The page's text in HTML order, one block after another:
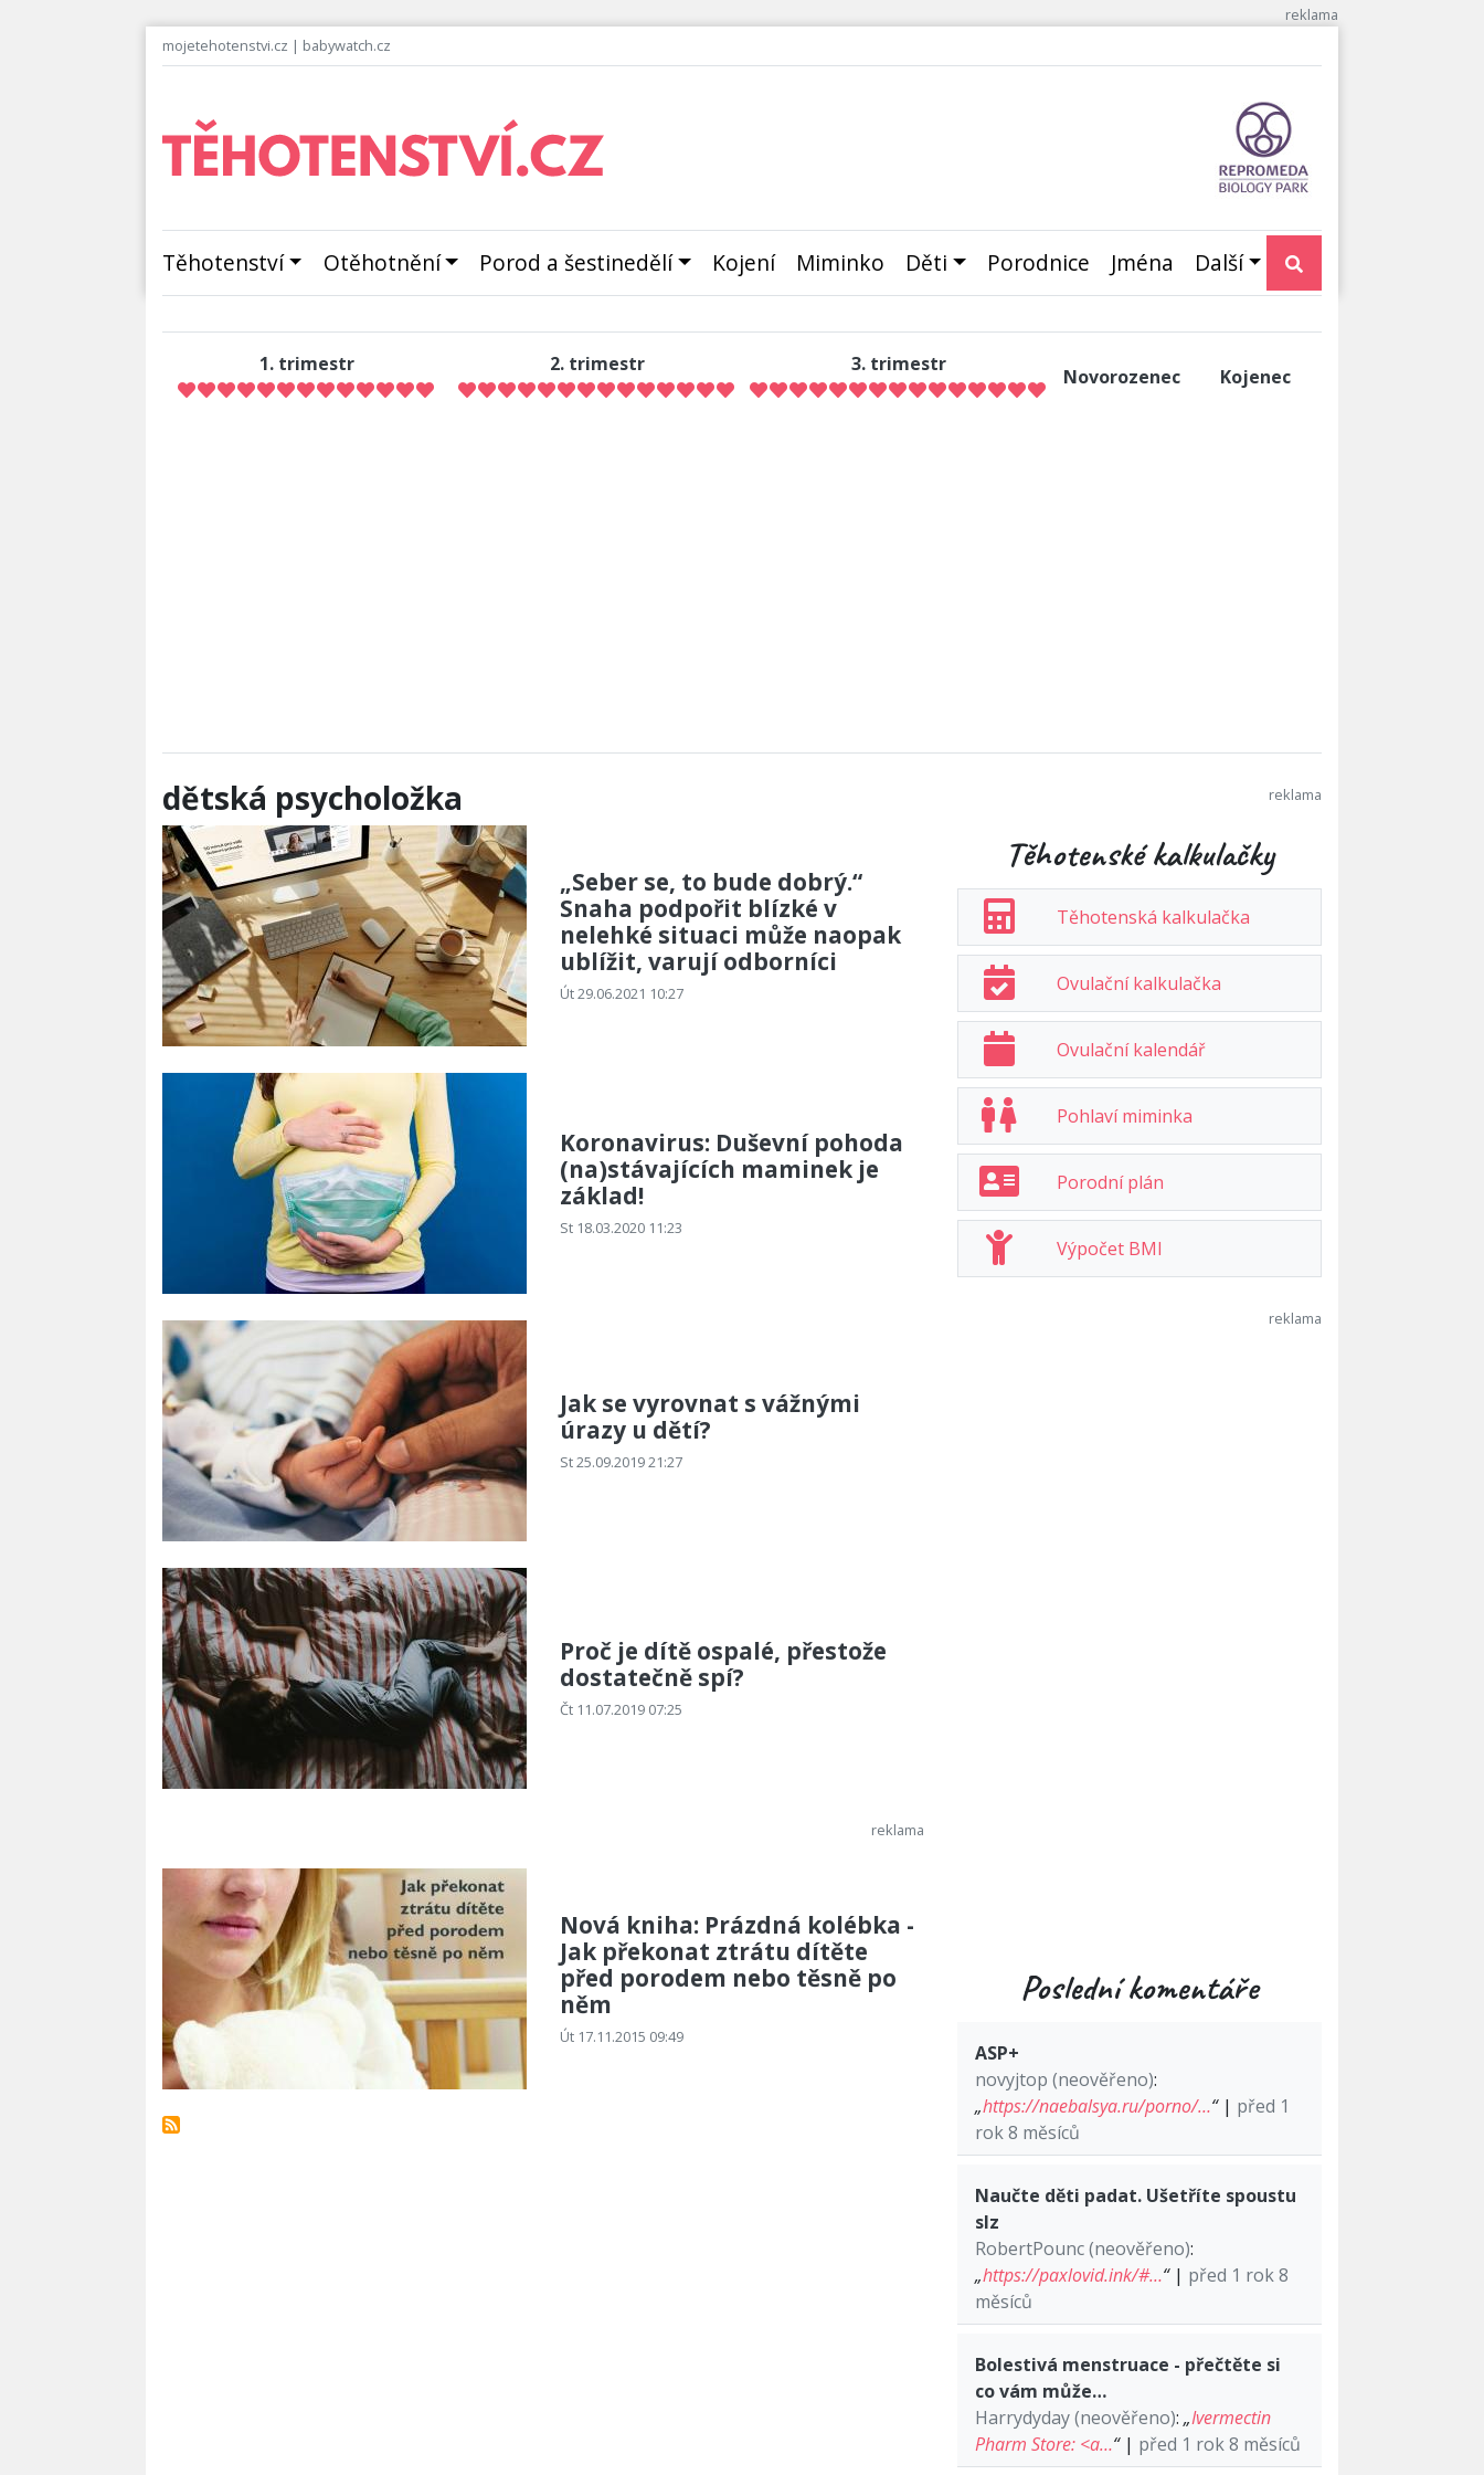
mojetehotenstvi.cz | babywatch.cz
Těhotenství Otěhotnění Porod a šestinedělí Kojení Miminko Děti Porodnice Jména Další
1. trimestr 2. trimestr 3. trimestr
Novorozenec Kojenec
dětská psycholožka
„Seber se, to bude dobrý.“
Snaha podpořit blízké v
nelehké situaci může naopak
ublížit, varují odborníci
Út 29.06.2021 10:27
Koronavirus: Duševní pohoda
(na)stávajících maminek je
základ!
St 18.03.2020 11:23
Jak se vyrovnat s vážnými
úrazy u dětí?
St 25.09.2019 21:27
Proč je dítě ospalé, přestože
dostatečně spí?
Čt 11.07.2019 07:25
Nová kniha: Prázdná kolébka -
Jak překonat ztrátu dítěte
před porodem nebo těsně po
něm
Út 17.11.2015 09:49
Těhotenské kalkulačky
Těhotenská kalkulačka
Ovulační kalkulačka
Ovulační kalendář
Pohlaví miminka
Porodní plán
Výpočet BMI
Poslední komentáře
ASP+
novyjtop (neověřeno):
„https://naebalsya.ru/porno/…“| před 1
rok 8 měsíců
Naučte děti padat. Ušetříte spoustu
slz
RobertPounc (neověřeno):
„https://paxlovid.ink/#…“| před 1 rok 8
měsíců
Bolestivá menstruace - přečtěte si
co vám může…
Harrydyday (neověřeno): „Ivermectin
Pharm Store: <a…“| před 1 rok 8 měsíců